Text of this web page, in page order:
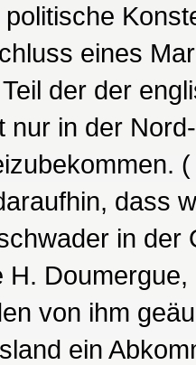
eines
der der
nur in der
dass
in
H.
von ihm
ein